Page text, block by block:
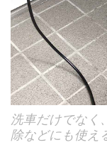
洗車だけでなく
除などにも使え